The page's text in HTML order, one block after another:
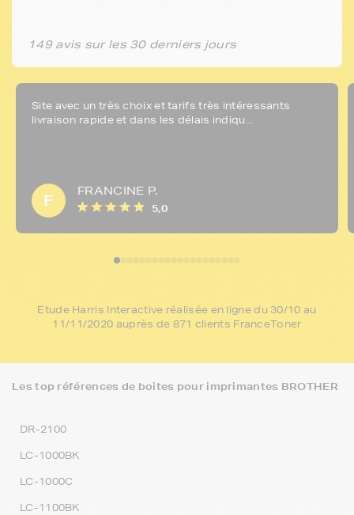
149 avis sur les 30 derniers jours
Site avec un très choix et tarifs très intéressants
livraison rapide et dans les délais indiqu...
F
FRANCINE P.
5,0
Etude Harris Interactive réalisée en ligne du 30/10 au
11/11/2020 auprès de 871 clients FranceToner
Les top références de boites pour imprimantes BROTHER
DR-2100
LC-1000BK
LC-1000C
LC-1100BK